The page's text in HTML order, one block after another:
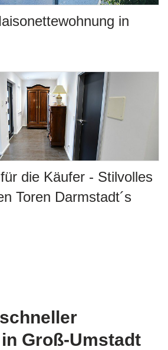
in
die Käufer - Stilvolles
Toren Darmstadt´s
Groß-Umstadt